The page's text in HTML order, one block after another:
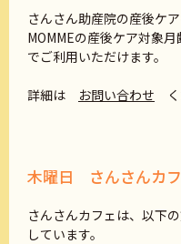
さんさん助産院の産後ケ
MOMMEの産後ケア対象
でご利用いただけます。
詳細は お問い合わせ く
木曜日 さんさんカ
さんさんカフェは、以下
しています。